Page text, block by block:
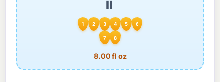
1 2 3 4 5 6
7 8
8.00 fl oz